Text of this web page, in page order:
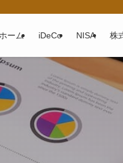
ホーム iDeCo NISA 株